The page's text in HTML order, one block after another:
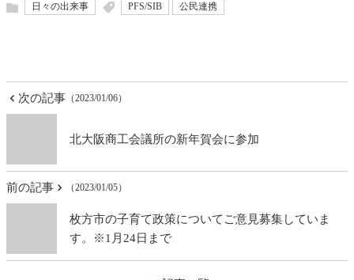
日々の出来事
PFS/SIB 公民連携
次の記事 （2023/01/06）
北大阪商工会議所の新年賀会に参加
前の記事 （2023/01/05）
枚方市の子育て政策についてご意見募集していま
す。※1月24日まで